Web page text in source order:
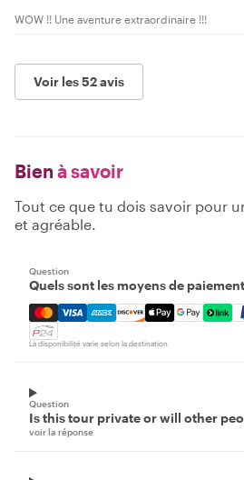
WOW !! Une aventure extraordinaire !!!
Voir les 52 avis
Bien à savoir
Tout ce que tu dois savoir pour
et agréable.
Question
Quels sont les moyens de
Mastercard, Visa, Amex,
La disponibilité varie selon la destination
Question
Is this tour private or will other
voir la réponse